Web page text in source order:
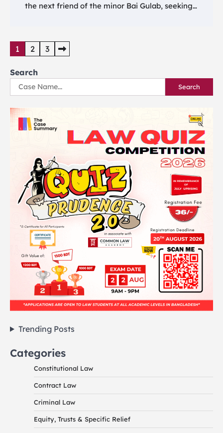
the next friend of the minor Bai Gulab, seeking…
Posts
1 2 3
Search
Search
Trending Posts
Categories
Constitutional Law
Contract Law
Criminal Law
Equity, Trusts & Specific Relief